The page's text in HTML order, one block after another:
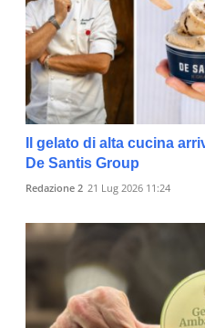
Il gelato di alta cucina
De Santis Group
Redazione 2 21 Lug 2026 11:24